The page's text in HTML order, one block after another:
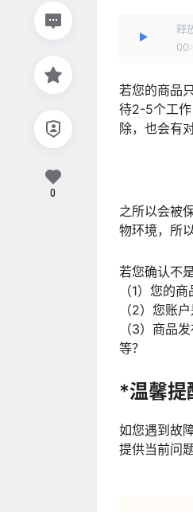
释
若您的商品
待2-5个工作
除，也会有
之所以会被
物环境，所
若您确认不
（1）您的
（2）您账
（3）商品
等？
*温馨提
如您遇到故
提供当前问
0